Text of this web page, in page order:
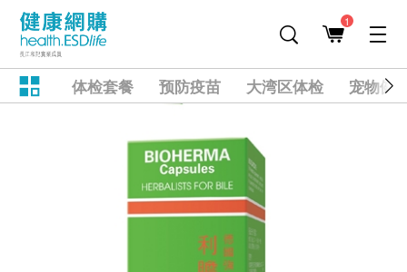
1
体检套餐 预防疫苗 大湾区体检 宠物健